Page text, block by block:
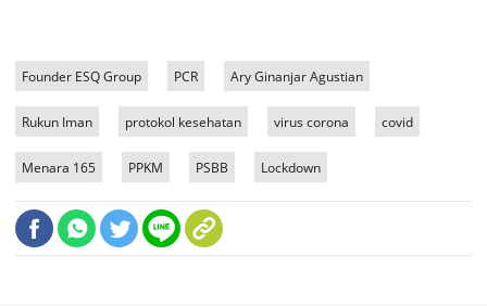
Founder ESQ Group PCR Ary Ginanjar Agustian
Rukun Iman protokol kesehatan virus corona covid
Menara 165 PPKM PSBB Lockdown